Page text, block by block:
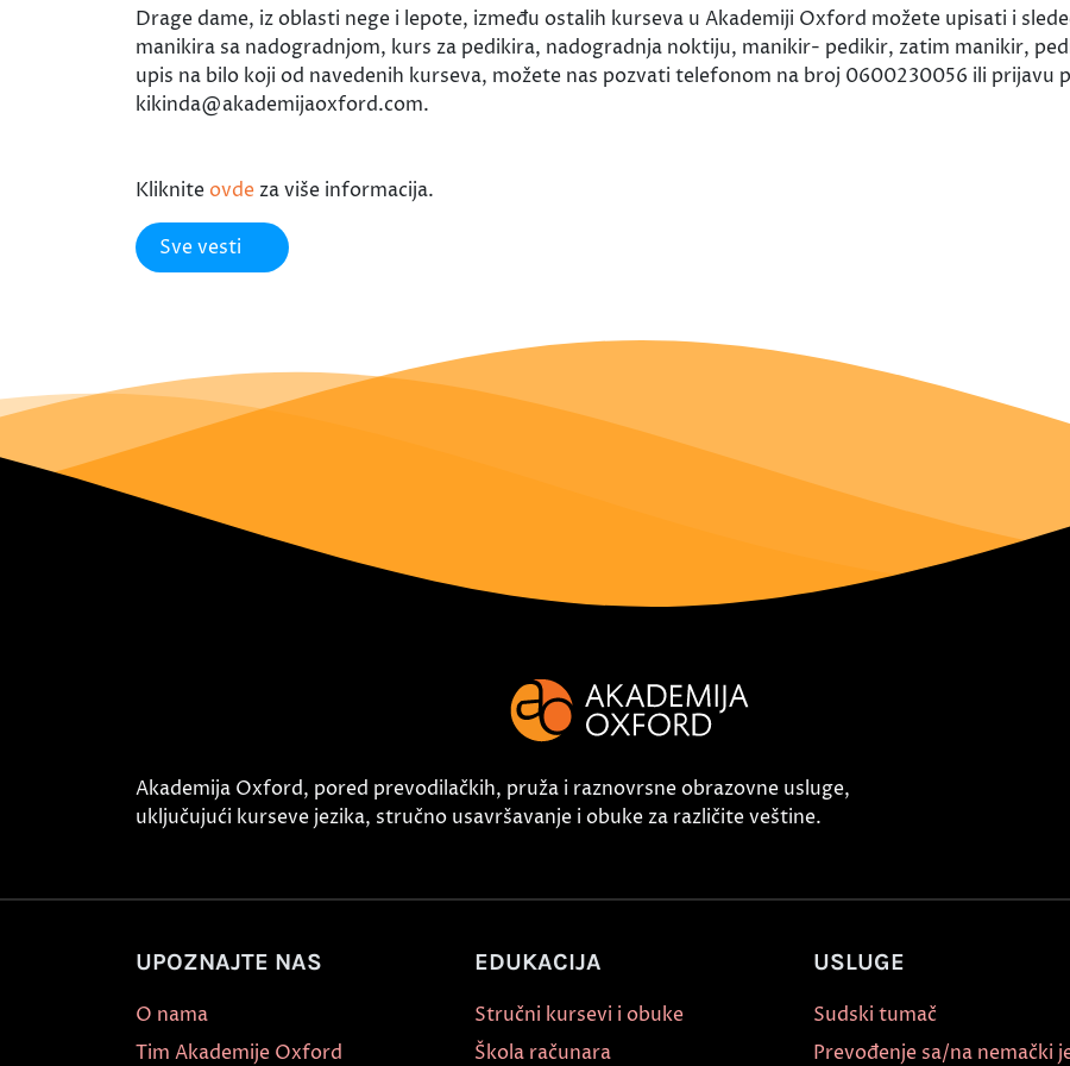
Drage dame, iz oblasti nege i lepote, između ostalih kurseva u Akademiji Oxford možete upisati i
manikira sa nadogradnjom, kurs za pedikira, nadogradnja noktiju, manikir- pedikir, zatim manikir,
upis na bilo koji od navedenih kurseva, možete nas pozvati telefonom na broj 0600230056 ili prijavu
kikinda@akademijaoxford.com.
Kliknite ovde za više informacija.
Sve vesti
Akademija Oxford, pored prevodilačkih, pruža i raznovrsne obrazovne usluge,
uključujući kurseve jezika, stručno usavršavanje i obuke za različite veštine.
UPOZNAJTE NAS
O nama
Tim Akademije Oxford
EDUKACIJA
Stručni kursevi i obuke
Škola računara
USLUGE
Sudski tumač
Prevođenje sa/na nemački